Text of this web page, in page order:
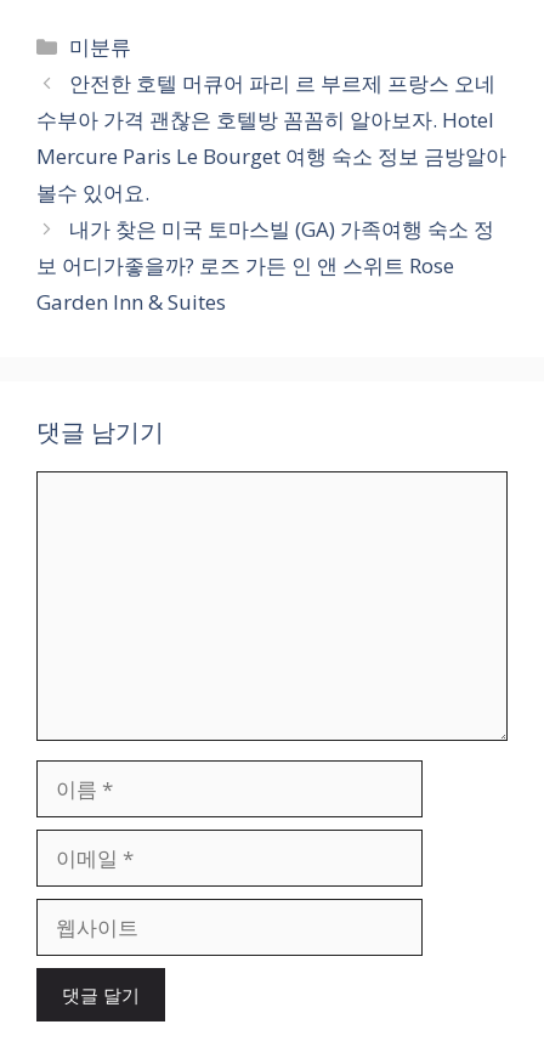
카
테
리
미분류
안전한 호텔 머큐어 파리 르 부르제 프랑스 오네
수부아 가격 괜찮은 호텔방 꼼꼼히 알아보자. Hotel
Mercure Paris Le Bourget 여행 숙소 정보 금방알아
볼수 있어요.
내가 찾은 미국 토마스빌 (GA) 가족여행 숙소 정
보 어디가좋을까? 로즈 가든 인 앤 스위트 Rose
Garden Inn & Suites
댓글 남기기
일
이